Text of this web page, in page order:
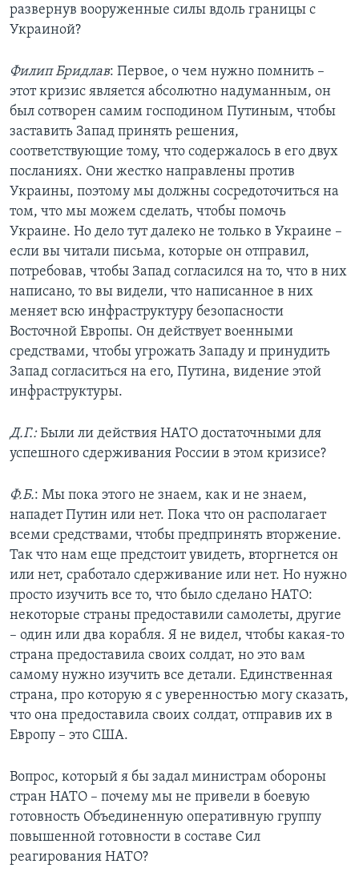
развернув вооруженные силы вдоль границы с
Украиной?
Филип Бридлав: Первое, о чем нужно помнить –
этот кризис является абсолютно надуманным, он
был сотворен самим господином Путиным, чтобы
заставить Запад принять решения,
соответствующие тому, что содержалось в его двух
посланиях. Они жестко направлены против
Украины, поэтому мы должны сосредоточиться на
том, что мы можем сделать, чтобы помочь
Украине. Но дело тут далеко не только в Украине –
если вы читали письма, которые он отправил,
потребовав, чтобы Запад согласился на то, что в них
написано, то вы видели, что написанное в них
меняет всю инфраструктуру безопасности
Восточной Европы. Он действует военными
средствами, чтобы угрожать Западу и принудить
Запад согласиться на его, Путина, видение этой
инфраструктуры.
Д.Г.:Были ли действия НАТО достаточными для
успешного сдерживания России в этом кризисе?
Ф.Б.: Мы пока этого не знаем, как и не знаем,
нападет Путин или нет. Пока что он располагает
всеми средствами, чтобы предпринять вторжение.
Так что нам еще предстоит увидеть, вторгнется он
или нет, сработало сдерживание или нет. Но нужно
просто изучить все то, что было сделано НАТО:
некоторые страны предоставили самолеты, другие
– один или два корабля. Я не видел, чтобы какая-то
страна предоставила своих солдат, но это вам
самому нужно изучить все детали. Единственная
страна, про которую я с уверенностью могу сказать,
что она предоставила своих солдат, отправив их в
Европу – это США.
Вопрос, который я бы задал министрам обороны
стран НАТО – почему мы не привели в боевую
готовность Объединенную оперативную группу
повышенной готовности в составе Сил
реагирования НАТО?